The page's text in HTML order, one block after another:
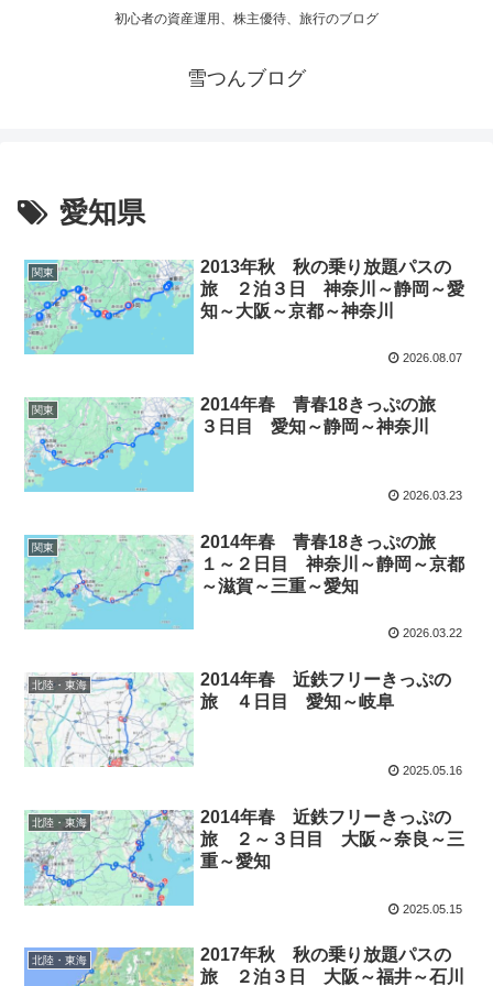
初心者の資産運用、株主優待、旅行のブログ
雪つんブログ
愛知県
関東
2013年秋 秋の乗り放題パスの
旅 ２泊３日 神奈川～静岡～愛
知～大阪～京都～神奈川
2026.08.07
関東
2014年春 青春18きっぷの旅
３日目 愛知～静岡～神奈川
2026.03.23
関東
2014年春 青春18きっぷの旅
１～２日目 神奈川～静岡～京都
～滋賀～三重～愛知
2026.03.22
北陸・東海
2014年春 近鉄フリーきっぷの
旅 ４日目 愛知～岐阜
2025.05.16
北陸・東海
2014年春 近鉄フリーきっぷの
旅 ２～３日目 大阪～奈良～三
重～愛知
2025.05.15
北陸・東海
2017年秋 秋の乗り放題パスの
旅 ２泊３日 大阪～福井～石川